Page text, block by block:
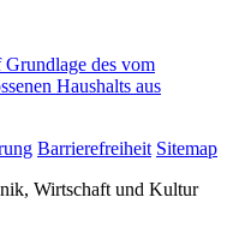
des vom
Haushalts aus
Barrierefreiheit Sitemap
Wirtschaft und Kultur